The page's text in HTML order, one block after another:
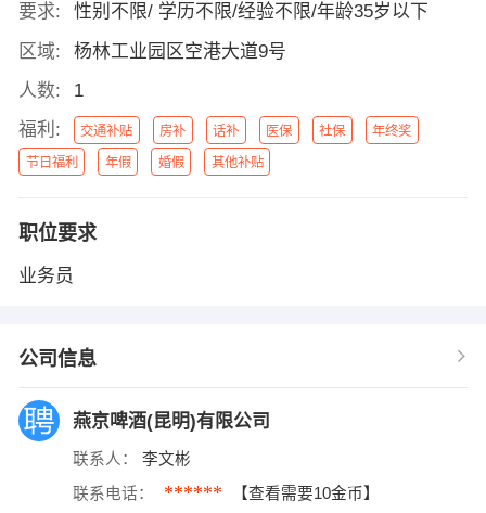
要求:
性别不限/ 学历不限/经验不限/年龄35岁以下
区域:
杨林工业园区空港大道9号
人数:
1
福利:
交通补贴 房补 话补 医保 社保 年终奖
节日福利 年假 婚假 其他补贴
职位要求
业务员
公司信息
燕京啤酒(昆明)有限公司
联系人： 李文彬
联系电话： ****** 【查看需要10金币】